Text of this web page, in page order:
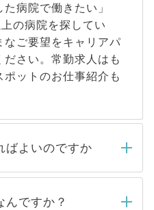
病院で働きたい」
の病院を探してい
なご要望をキャリアパ
さい。常勤求人はも
ットのお仕事紹介も
ばよいのですか
ら、弊社担当者がご
その後メールもしくは
んですか？